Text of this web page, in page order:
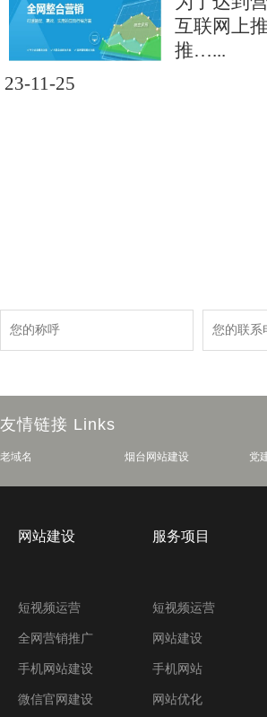
互联网上
推…...
23-11-25
友情链接 Links
老域名 烟台网站建设 党
网站建设
短视频运营
全网营销推广
手机网站建设
微信官网建设
服务项目
短视频运营
网站建设
手机网站
网站优化